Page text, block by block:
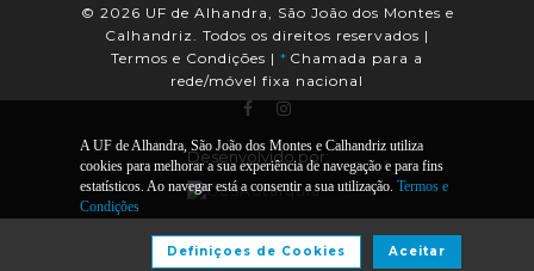
© 2026 UF de Alhandra, São João dos Montes e
Calhandriz. Todos os direitos reservados |
Termos e Condições | * Chamada para a
rede/móvel fixa nacional
Desenvolvido por:
A UF de Alhandra, São João dos Montes e Calhandriz utiliza
cookies para melhorar a sua experiência de navegação e para fins
estatísticos. Ao navegar está a consentir a sua utilização. Termos e
Condições
Aceitar
Definiçoes de Cookies